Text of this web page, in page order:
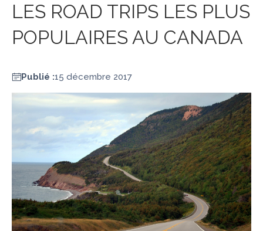
LES ROAD TRIPS LES PLUS
POPULAIRES AU CANADA
Publié :15 décembre 2017